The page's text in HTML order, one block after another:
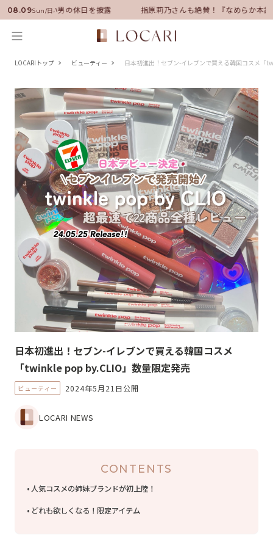
08.09Sun/日
に就任！いい男の休日を披露 指原莉乃さんも絶賛！『なめらか本舗
LOCARIトップ ビューティー 日本初進出！セブン-イレブンで買える韓国コスメ「
日本初進出！セブン-イレブンで買える韓国コスメ
「twinkle pop by.CLIO」数量限定発売
ビューティー 2024年5月21日公開
LOCARI NEWS
CONTENTS
人気コスメの姉妹ブランドが初上陸！
どれも欲しくなる！限定アイテム